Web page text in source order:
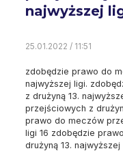
najwyższej
25.01.2022 / 11:51
zdobędzie prawo do
najwyższej ligi.
z drużyną 13.
przejściowych z
prawo do meczów
ligi 16 zdobędzie
drużyną 13.